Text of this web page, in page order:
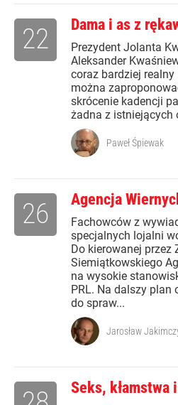
Dama i as z
Prezydent Jolanta
Aleksander
coraz bardziej realny
można
skrócenie kadencji
żadna z istniejących
22
Paweł Śpiewak
Agencja
Fachowców z
specjalnych lojalni
Do kierowanej przez
Siemiątkowskiego
na wysokie
PRL. Na dalszy
do spraw...
26
Jarosław
Seks, kłamstwa